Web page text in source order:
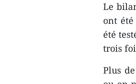
Le
ont
été
trois
Plus